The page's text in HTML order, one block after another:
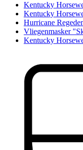
Kentucky
Kentucky
Hurricane
Vliegenmasker
Kentucky